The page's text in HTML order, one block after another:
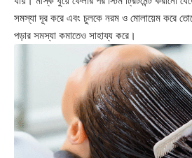
সমস্যা দূর করে এবং চুলকে নরম ও মোলায়েম করে
পড়ার সমস্যা কমাতেও সাহায্য করে।